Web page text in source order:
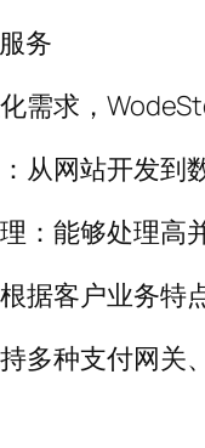
务
需求，
从网站开发到
：能够处理高
据客户业务特
多种支付网关